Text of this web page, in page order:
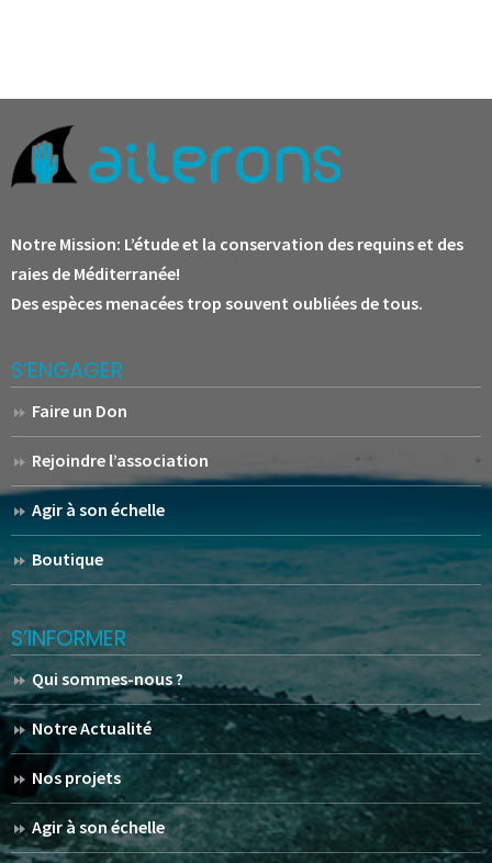
Notre Mission: L’étude et la conservation des requins et des
raies de Méditerranée!
Des espèces menacées trop souvent oubliées de tous.
S’ENGAGER
Faire un Don
Rejoindre l’association
Agir à son échelle
Boutique
S’INFORMER
Qui sommes-nous ?
Notre Actualité
Nos projets
Agir à son échelle